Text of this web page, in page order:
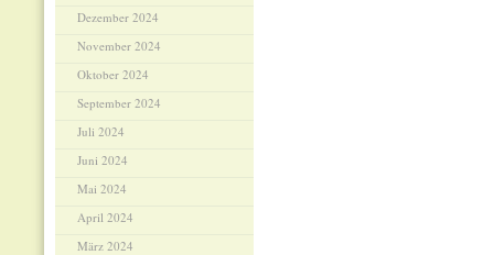
Dezember 2024
November 2024
Oktober 2024
September 2024
Juli 2024
Juni 2024
Mai 2024
April 2024
März 2024